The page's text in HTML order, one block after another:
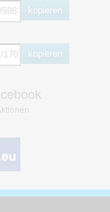
kopieren
kopieren